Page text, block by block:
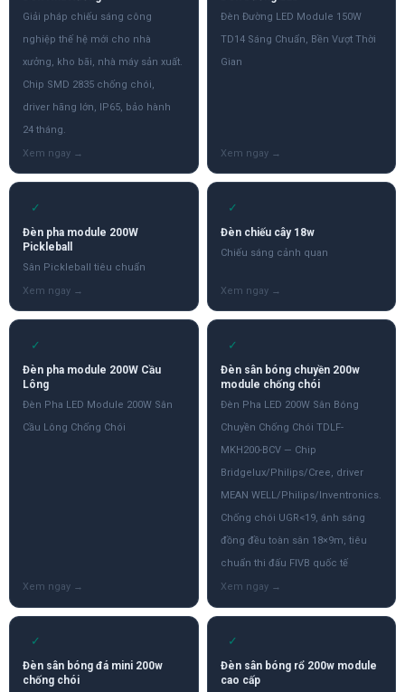
Giải pháp chiếu sáng công
nghiệp thế hệ mới cho nhà
xưởng, kho bãi, nhà máy sản xuất.
Chip SMD 2835 chống chói,
driver hãng lớn, IP65, bảo hành
24 tháng.
Đèn Đường LED Module 150W
TD14 Sáng Chuẩn, Bền Vượt Thời
Gian
✓
Đèn pha module 200W
Pickleball
Sân Pickleball tiêu chuẩn
✓
Đèn chiếu cây 18w
Chiếu sáng cảnh quan
✓
Đèn pha module 200W Cầu
Lông
Đèn Pha LED Module 200W Sân
Cầu Lông Chống Chói
✓
Đèn sân bóng chuyền 200w
module chống chói
Đèn Pha LED 200W Sân Bóng
Chuyền Chống Chói TDLF-
MKH200-BCV — Chip
Bridgelux/Philips/Cree, driver
MEAN WELL/Philips/Inventronics.
Chống chói UGR<19, ánh sáng
đồng đều toàn sân 18×9m, tiêu
chuẩn thi đấu FIVB quốc tế
✓
Đèn sân bóng đá mini 200w
chống chói
✓
Đèn sân bóng rổ 200w module
cao cấp